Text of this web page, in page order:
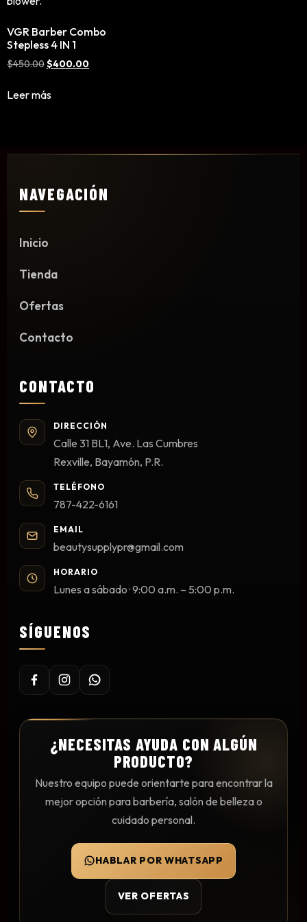
Protector de Calor
Fortalecimiento
Tratamientos
Tintes
Máquinas y Trimmers
Barba, Aftershaves y Shaving
Ceras, Gels, Spray y Mousse
Peines, Cepillos y Capas
Otros
Nail Drills
Monómeros
Acrílicos y Colecciones
Esmaltes y Gel Remover
Top, Base, Builder y Polygel
Pinceles
Lámparas de Secado
Nail Tips, Gel Tips y Pegas
Mesas y Maletas
Herramientas y Accesorios
Máquinas de Pedicura
Removedor de Callos
Cremas y Scrubs
Equipos y Más
VGR Barber Combo
Stepless 4 IN 1
$450.00$400.00
Leer más
NAVEGACIÓN
Inicio
Tienda
Ofertas
Contacto
CONTACTO
DIRECCIÓN
Calle 31 BL1, Ave. Las Cumbres
Rexville, Bayamón, P.R.
TELÉFONO
787-422-6161
EMAIL
beautysupplypr@gmail.com
HORARIO
Lunes a sábado · 9:00 a.m. – 5:00 p.m.
SÍGUENOS
¿NECESITAS AYUDA CON ALGÚN
PRODUCTO?
Nuestro equipo puede orientarte para encontrar la
mejor opción para barbería, salón de belleza o
cuidado personal.
HABLAR POR WHATSAPP
VER OFERTAS